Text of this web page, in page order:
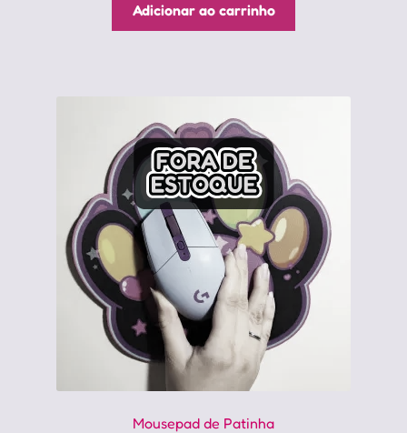
Adicionar ao carrinho
Mousepad de Patinha